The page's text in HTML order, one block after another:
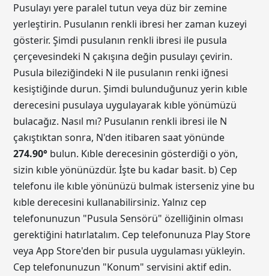
Pusulayı yere paralel tutun veya düz bir zemine
yerleştirin. Pusulanın renkli ibresi her zaman kuzeyi
gösterir. Şimdi pusulanın renkli ibresi ile pusula
çerçevesindeki N çakışına değin pusulayı çevirin.
Pusula bileziğindeki N ile pusulanın renki iğnesi
kesiştiğinde durun. Şimdi bulunduğunuz yerin kıble
derecesini pusulaya uygulayarak kıble yönümüzü
bulacağız. Nasıl mı? Pusulanın renkli ibresi ile N
çakıştıktan sonra, N'den itibaren saat yönünde
274.90° bulun. Kıble derecesinin gösterdiği o yön,
sizin kıble yönünüzdür. İşte bu kadar basit. b) Cep
telefonu ile kıble yönünüzü bulmak isterseniz yine bu
kıble derecesini kullanabilirsiniz. Yalnız cep
telefonunuzun "Pusula Sensörü" özelliğinin olması
gerektiğini hatırlatalım. Cep telefonunuza Play Store
veya App Store'den bir pusula uygulaması yükleyin.
Cep telefonunuzun "Konum" servisini aktif edin.